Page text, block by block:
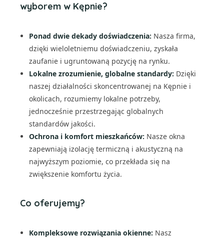
wyborem w Kępnie?
Ponad dwie dekady doświadczenia: Nasza firma,
dzięki wieloletniemu doświadczeniu, zyskała
zaufanie i ugruntowaną pozycję na rynku.
Lokalne zrozumienie, globalne standardy: Dzięki
naszej działalności skoncentrowanej na Kępnie i
okolicach, rozumiemy lokalne potrzeby,
jednocześnie przestrzegając globalnych
standardów jakości.
Ochrona i komfort mieszkańców: Nasze okna
zapewniają izolację termiczną i akustyczną na
najwyższym poziomie, co przekłada się na
zwiększenie komfortu życia.
Co oferujemy?
Kompleksowe rozwiązania okienne: Nasz